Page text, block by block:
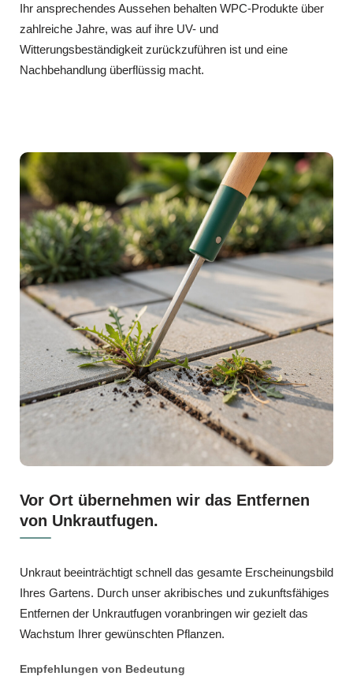
Ihr ansprechendes Aussehen behalten WPC-Produkte über
zahlreiche Jahre, was auf ihre UV- und
Witterungsbeständigkeit zurückzuführen ist und eine
Nachbehandlung überflüssig macht.
Vor Ort übernehmen wir das Entfernen
von Unkrautfugen.
Unkraut beeinträchtigt schnell das gesamte Erscheinungsbild
Ihres Gartens. Durch unser akribisches und zukunftsfähiges
Entfernen der Unkrautfugen voranbringen wir gezielt das
Wachstum Ihrer gewünschten Pflanzen.
Empfehlungen von Bedeutung